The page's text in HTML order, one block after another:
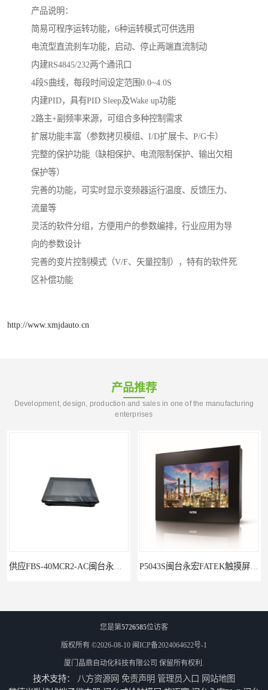
产品说明：
简易可程序运转功能，6种运转模式可供选用
电流型直流刹车功能，启动、停止两端直流制动
内建RS4845/232两个通讯口
4段S曲线，每段时间设定范围0.0~4.0S
内建PID，具有PID Sleep及Wake up功能
2路主+副频率来源，可组合多种控制需求
扩展功能丰富（参数拷贝模组、I/D扩展卡、P/G卡）
完整的保护功能（缺相保护、电流限制保护、输出欠相
保护等）
完善的功能，可实时显示变频器运行温度、反馈压力、
流量等
灵活的软件分组，方便用户的参数编排，行业应用为导
向的参数设计
完善的变片控制模式（V/F、矢量控制），特有的软件死
区补偿功能
http://www.xmjdauto.cn
产品推荐
Development, design, production and sales in one of the manufacturing
enterprises
供应FBS-40MCR2-AC闽台永宏FATEKPLC P5043S闽台永宏FATEK触摸屏华南区总代理
您是第5726585位访客
版权所有 ©2026-08-10 闽ICP备2024064622号-1
厦门晶鼎自动化科技有限公司 保留所有权利.
技术支持： 八方资源网 免责声明 管理员入口 网站地图